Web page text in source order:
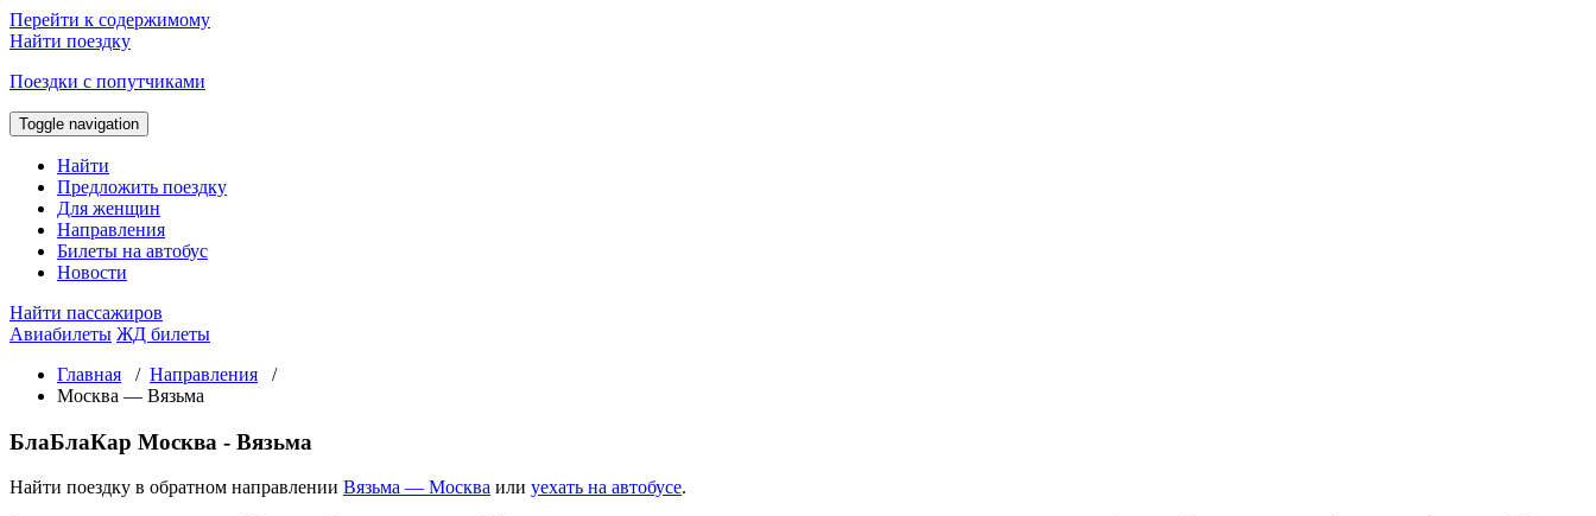
Перейти к содержимому
Найти поездку
Поездки с попутчиками
Toggle navigation
Найти
Предложить поездку
Для женщин
Направления
Билеты на автобус
Новости
Найти пассажиров
Авиабилеты ЖД билеты
Главная / Направления /
Москва — Вязьма
БлаБлаКар Москва - Вязьма
Найти поездку в обратном направлении Вязьма — Москва или уехать на автобусе.